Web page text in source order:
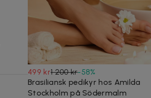
499 kr1 200 kr-58%
Brasiliansk pedikyr hos Amilda
Stockholm på Södermalm